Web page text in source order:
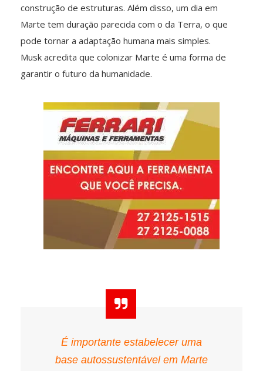
construção de estruturas. Além disso, um dia em
Marte tem duração parecida com o da Terra, o que
pode tornar a adaptação humana mais simples.
Musk acredita que colonizar Marte é uma forma de
garantir o futuro da humanidade.
É importante estabelecer uma
base autossustentável em Marte